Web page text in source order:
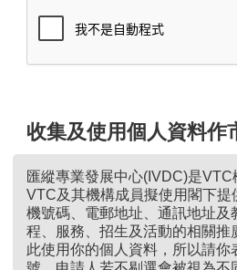
收集及使用個人資料作
匯縱專業發展中心(IVDC)是VTC
VTC及其機構成員擬使用閣下
機號碼、電郵地址、通訊地址
程、服務、招生及活動的相關
此使用你的個人資料，所以請